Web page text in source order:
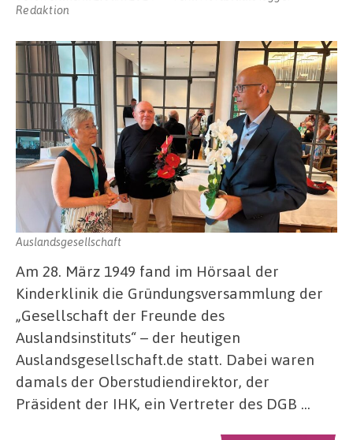
Redaktion
Auslandsgesellschaft
Am 28. März 1949 fand im Hörsaal der
Kinderklinik die Gründungsversammlung der
„Gesellschaft der Freunde des
Auslandsinstituts“ – der heutigen
Auslandsgesellschaft.de statt. Dabei waren
damals der Oberstudiendirektor, der
Präsident der IHK, ein Vertreter des DGB …